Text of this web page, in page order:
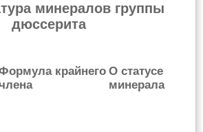
минералов группы
дюссерита
крайнего О статусе
минерала